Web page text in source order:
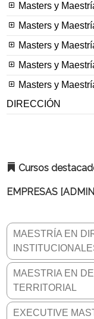
Masters y
Masters y
Masters y
Masters y
Masters y
DIRECCIÓN
Cursos
EMPRESAS
MAESTRÍA EN
MAESTRIA EN
TERRITORIAL
EXECUTIVE